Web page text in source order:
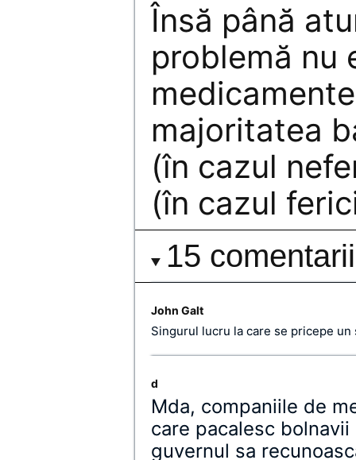
Însă până
problemă nu
majoritatea
(în cazul
(în cazul
15 comentarii
John Galt
Singurul lucru la care se pricepe
d
Mda, companiile de
care pacalesc
guvernul sa